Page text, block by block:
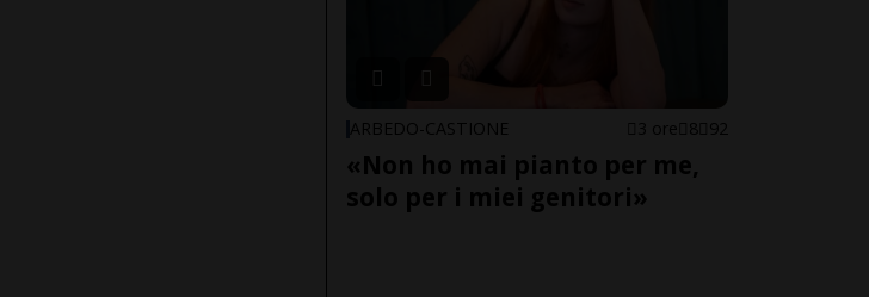
ARBEDO-CASTIONE 3 ore 8 92
«Non ho mai pianto per me,
solo per i miei genitori»